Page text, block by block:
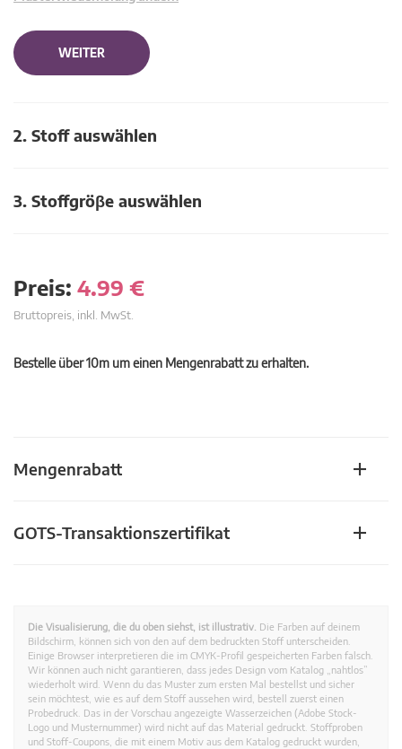
WEITER
2. Stoff auswählen
3. Stoffgröβe auswählen
Preis: 4.99 €
Bruttopreis, inkl. MwSt.
Bestelle über 10m um einen Mengenrabatt zu erhalten.
Mengenrabatt
GOTS-Transaktionszertifikat
Die Visualisierung, die du oben siehst, ist illustrativ. Die Farben auf deinem
Bildschirm, können sich von den auf dem bedruckten Stoff unterscheiden.
Einige Browser interpretieren die im CMYK-Profil gespeicherten Farben falsch.
Wir können auch nicht garantieren, dass jedes Design vom Katalog „nahtlos”
wiederholt wird. Wenn du das Muster zum ersten Mal bestellst und sicher
sein möchtest, wie es auf dem Stoff aussehen wird, bestell zuerst einen
Probedruck. Das in der Vorschau angezeigte Wasserzeichen (Adobe Stock-
Logo und Musternummer) wird nicht auf das Material gedruckt. Stoffproben
und Stoff-Coupons, die mit einem Motiv aus dem Katalog gedruckt wurden,